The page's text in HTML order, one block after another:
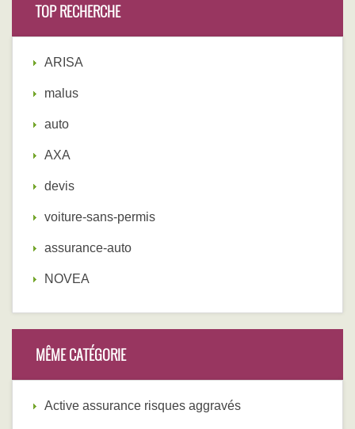
TOP RECHERCHE
ARISA
malus
auto
AXA
devis
voiture-sans-permis
assurance-auto
NOVEA
MÊME CATÉGORIE
Active assurance risques aggravés